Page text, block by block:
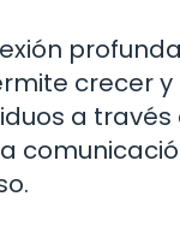
crecer
a través